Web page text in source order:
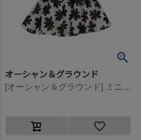
オーシャン＆グラウンド